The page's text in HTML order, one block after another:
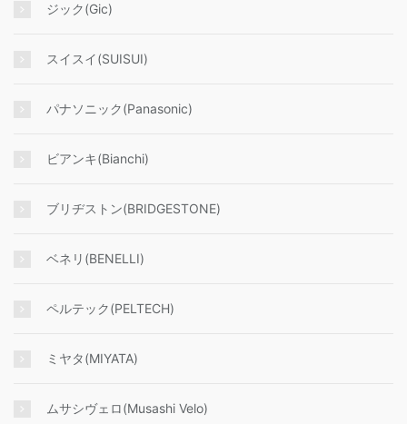
ジック(Gic)
スイスイ(SUISUI)
パナソニック(Panasonic)
ビアンキ(Bianchi)
ブリヂストン(BRIDGESTONE)
ベネリ(BENELLI)
ペルテック(PELTECH)
ミヤタ(MIYATA)
ムサシヴェロ(Musashi Velo)